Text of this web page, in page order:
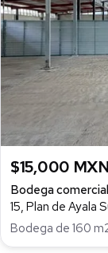
$15,000 MXN
Bodega comercial
15, Plan de Ayala
Bodega de 160